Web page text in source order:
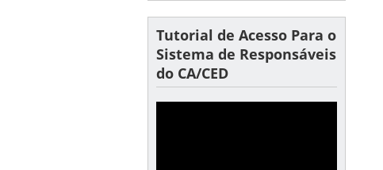
Tutorial de Acesso Para o
Sistema de Responsáveis
do CA/CED